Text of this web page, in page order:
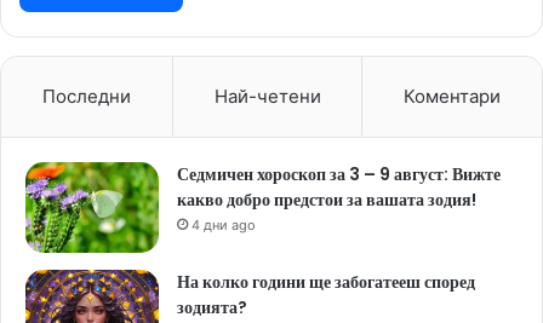
Последни Най-четени Коментари
Седмичен хороскоп за 3 – 9 август: Вижте
какво добро предстои за вашата зодия!
4 дни ago
На колко години ще забогатееш според
зодията?